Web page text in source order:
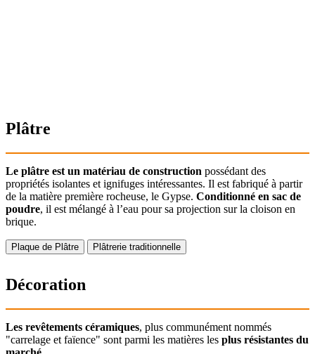
Plâtre
Le plâtre est un matériau de construction possédant des
propriétés isolantes et ignifuges intéressantes. Il est fabriqué à partir
de la matière première rocheuse, le Gypse. Conditionné en sac de
poudre, il est mélangé à l’eau pour sa projection sur la cloison en
brique.
Plaque de Plâtre Plâtrerie traditionnelle
Décoration
Les revêtements céramiques, plus communément nommés
"carrelage et faïence" sont parmi les matières les plus résistantes du